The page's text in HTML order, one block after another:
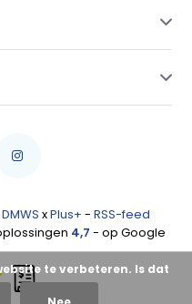
DMWS xPlus+ - RSS-feed
4,7 - op Google
te verbeteren. Is dat